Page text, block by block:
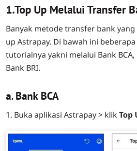
1.Top Up Melalui Transfer
Banyak metode transfer bank
up Astrapay. Di bawah ini
tutorialnya yakni melalui Bank
Bank BRI.
a. Bank BCA
1. Buka aplikasi Astrapay > klik Top